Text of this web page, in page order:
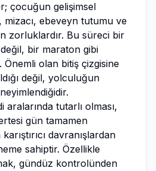
çocuğun gelişimsel
mizacı, ebeveyn tutumu ve
zorluklardır. Bu süreci bir
bir maraton gibi
olan bitiş çizgisine
değil, yolculuğun
tutarlı olması,
gün tamamen
davranışlardan
sahiptir. Özellikle
gündüz kontrolünden